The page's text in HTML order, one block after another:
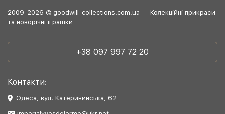
2009-2026 © goodwill-collections.com.ua — Колекційні прикраси
та новорічні іграшки
+38 097 997 72 20
Контакти:
Одеса, вул. Катерининська, 62